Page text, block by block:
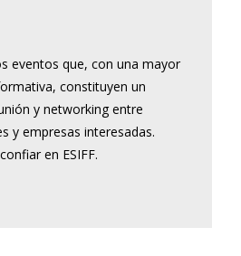
eventos que, con una mayor
constituyen un
y networking entre
y empresas interesadas.
en ESIFF.